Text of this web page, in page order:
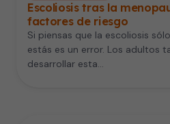
Escoliosis tras la
factores de riesgo
Si piensas que la escoliosis
estás es un error. Los adultos
desarrollar esta…